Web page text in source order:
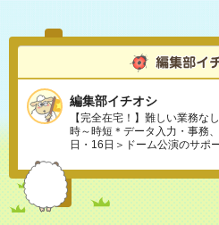
編集部イチオシ
【完全在宅！】難しい業務な
時～時短＊データ入力・事務
日・16日＞ドーム公演のサポ